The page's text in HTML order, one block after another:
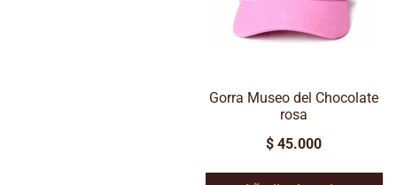
Gorra Museo del Chocolate
rosa
$ 45.000